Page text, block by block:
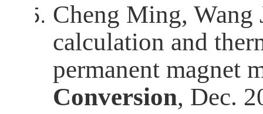
Cheng Ming, Wang
calculation and
permanent magnet
Conversion, Dec.